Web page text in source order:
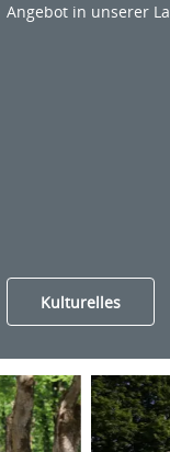
Angebot in unserer
Kulturelles